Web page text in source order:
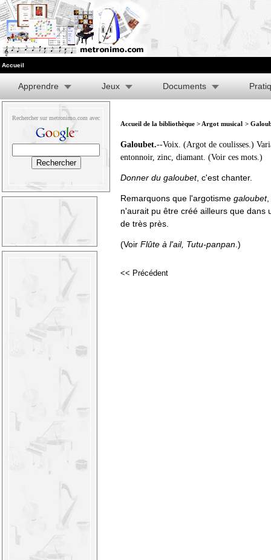
Accueil
Apprendre Jeux Documents
Rechercher sur metronimo.com avec
Accueil de la bibliothèque > Argot musical >
Galoubet.--Voix. (Argot de coulisses.)
entonnoir, zinc, diamant. (Voir ces mots.)
Donner du galoubet, c'est chanter.
Remarquons que l'argotisme galoubet,
n'aurait pu être créé ailleurs que dans
de très près.
(Voir Flûte à l'ail, Tutu-panpan .)
<< Précédent